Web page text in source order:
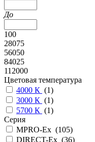
До
100
28075
56050
84025
112000
Цветовая температура
4000 К (1)
3000 К (1)
5700 К (1)
Серия
MPRO-Ex (105)
DIRECT-Ex (36)